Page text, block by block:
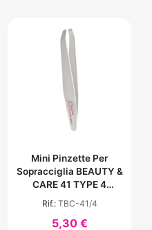
Mini Pinzette Per
Sopracciglia BEAUTY &
CARE 41 TYPE 4
Rif.: TBC-41/4
5,30 €